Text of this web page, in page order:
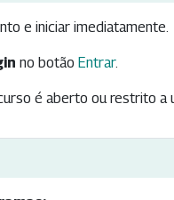
e iniciar imediatamente.
no botão Entrar.
é aberto ou restrito a